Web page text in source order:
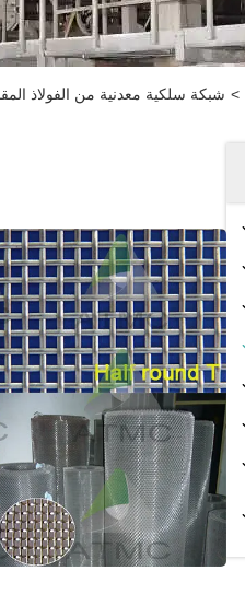
> شبكة سلكية معدنية من الفولاذ